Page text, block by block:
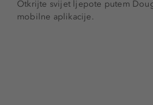
Otkrijte svijet ljepote putem
mobilne aplikacije.